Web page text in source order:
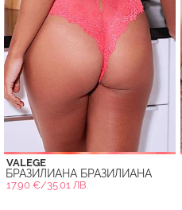
VALEGE
БРАЗИЛИАНА БРАЗИЛИАНА
17.90 €/35.01 ЛВ.